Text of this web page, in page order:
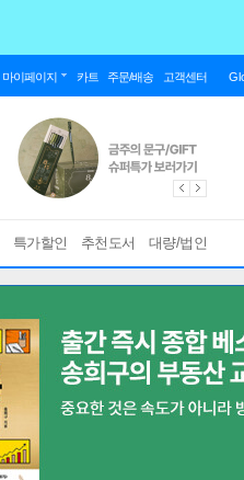
마이페이지 카트 주문/배송 고객센터
특가할인 추천도서 대량/법인